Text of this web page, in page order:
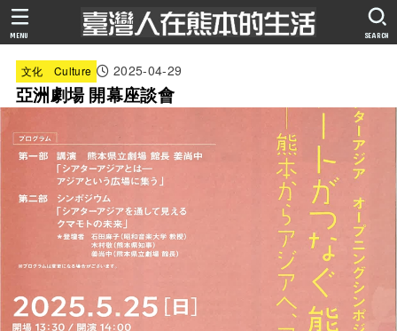
SEARCH
MENU
文化 Culture 2025-04-29
亞洲劇場 開幕座談會